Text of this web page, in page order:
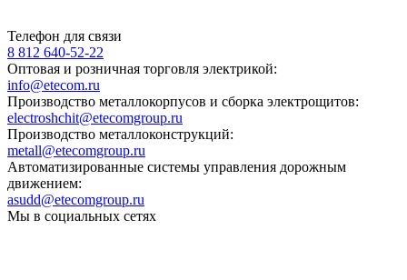
Телефон для связи
8 812 640-52-22
Оптовая и розничная торговля электрикой:
info@etecom.ru
Производство металлокорпусов и сборка электрощитов:
electroshchit@etecomgroup.ru
Производство металлоконструкций:
metall@etecomgroup.ru
Автоматизированные системы управления дорожным
движением:
asudd@etecomgroup.ru
Мы в социальных сетях